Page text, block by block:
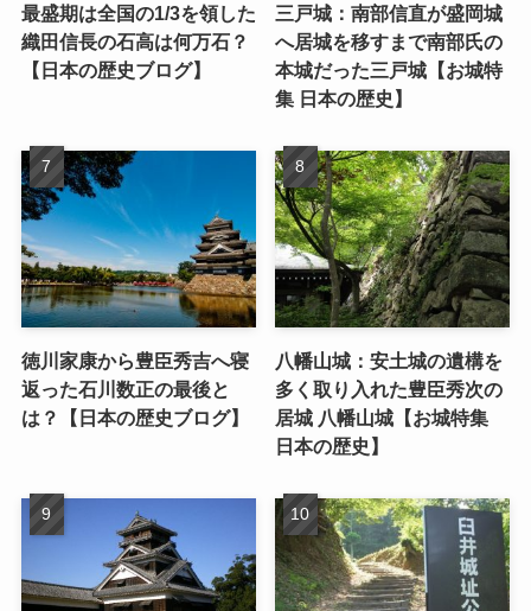
最盛期は全国の1/3を領した
織田信長の石高は何万石？
【日本の歴史ブログ】
三戸城：南部信直が盛岡城
へ居城を移すまで南部氏の
本城だった三戸城【お城特
集 日本の歴史】
徳川家康から豊臣秀吉へ寝
返った石川数正の最後と
は？【日本の歴史ブログ】
八幡山城：安土城の遺構を
多く取り入れた豊臣秀次の
居城 八幡山城【お城特集
日本の歴史】